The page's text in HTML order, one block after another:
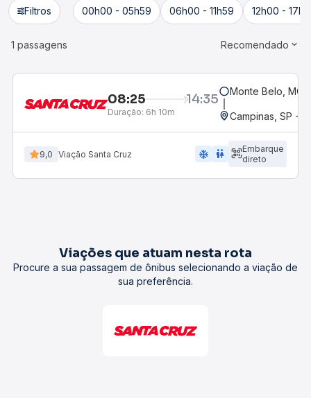
Filtros 00h00 - 05h59 06h00 - 11h59 12h00 -
1 passagens Recomendado
08:25 14:35
Duração: 6h 10m
Monte Belo, MG
Campinas, SP -
9,0 Viação Santa Cruz ac_unit wc
Embarque
direto
Viações que atuam nesta rota
Procure a sua passagem de ônibus selecionando a viação de
sua preferência.